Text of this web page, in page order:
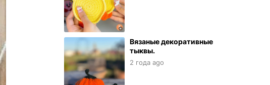
Вязаные декоративные
тыквы.
2 года ago